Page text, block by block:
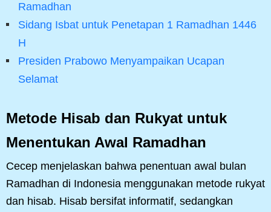
Ramadhan
Sidang Isbat untuk Penetapan 1 Ramadhan 1446
H
Presiden Prabowo Menyampaikan Ucapan
Selamat
Metode Hisab dan Rukyat untuk
Menentukan Awal Ramadhan
Cecep menjelaskan bahwa penentuan awal bulan
Ramadhan di Indonesia menggunakan metode rukyat
dan hisab. Hisab bersifat informatif, sedangkan